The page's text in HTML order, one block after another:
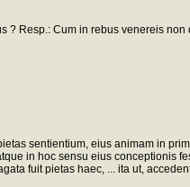
Resp.: Cum in rebus venereis
sentientium, eius animam in
in hoc sensu eius conceptionis
fuit pietas haec, ... ita ut,